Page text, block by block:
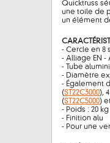
Quicktruss
une toile de
un élément
- Cercle en 8
- Alliage EN -
- Tube
- Diamètre
- Également
(ST22C3000),
(ST22C5000)
- Poids : 20 kg
- Finition alu
- Pour une